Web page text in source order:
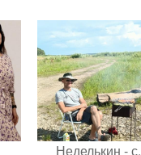
Неделькин - с.